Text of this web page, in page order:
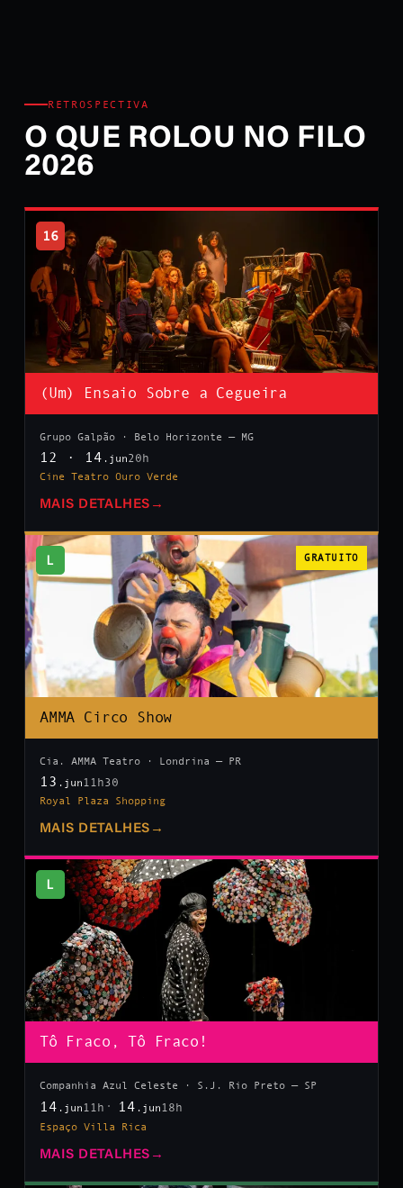
RETROSPECTIVA
O QUE ROLOU NO FILO
2026
16
(Um) Ensaio Sobre a Cegueira
Grupo Galpão · Belo Horizonte — MG
12 · 14 .jun20h
Cine Teatro Ouro Verde
MAIS DETALHES →
L GRATUITO
AMMA Circo Show
Cia. AMMA Teatro · Londrina — PR
13 .jun 11h30
Royal Plaza Shopping
MAIS DETALHES →
L
Tô Fraco, Tô Fraco!
Companhia Azul Celeste · S.J. Rio Preto — SP
14 .jun 11h 14 .jun 18h
Espaço Villa Rica
MAIS DETALHES →